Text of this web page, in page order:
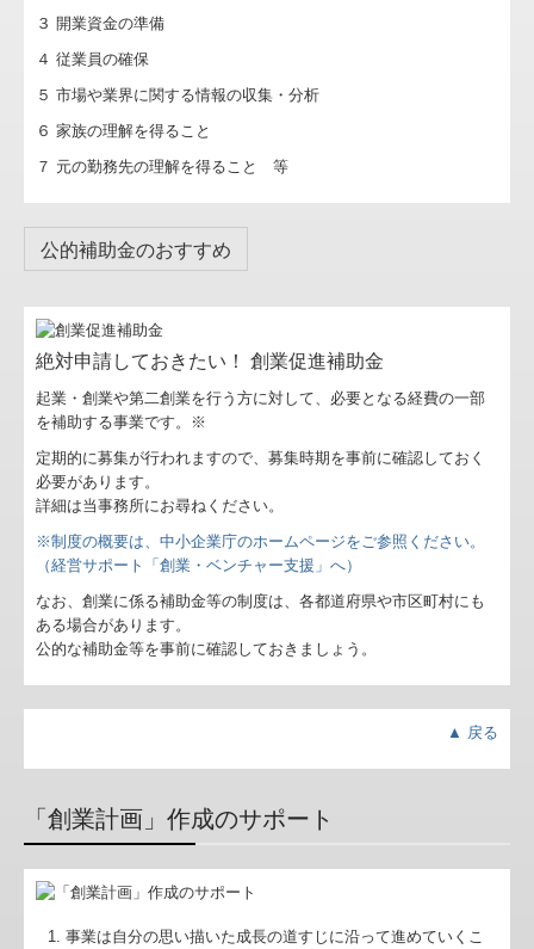
企業防衛行動指針
リスクマネージメント行動指針
相続・事業承継コンサルティング
支援措置 最新情報
３ 開業資金の準備
４ 従業員の確保
５ 市場や業界に関する情報の収集・分析
６ 家族の理解を得ること
７ 元の勤務先の理解を得ること 等
公的補助金のおすすめ
絶対申請しておきたい！ 創業促進補助金
起業・創業や第二創業を行う方に対して、必要となる経費の一部
を補助する事業です。※
定期的に募集が行われますので、募集時期を事前に確認しておく
必要があります。
詳細は当事務所にお尋ねください。
※制度の概要は、中小企業庁のホームページをご参照ください。
（経営サポート「創業・ベンチャー支援」へ）
なお、創業に係る補助金等の制度は、各都道府県や市区町村にも
ある場合があります。
公的な補助金等を事前に確認しておきましょう。
▲ 戻る
「創業計画」作成のサポート
事業は自分の思い描いた成長の道すじに沿って進めていくこ